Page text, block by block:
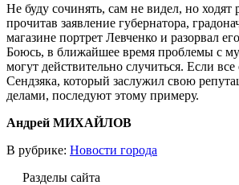
Не буду сочинять, сам не видел, но ходят
прочитав заявление губернатора,
магазине портрет Левченко и разорвал
Боюсь, в ближайшее время проблемы с
могут действительно случиться. Если
Сендзяка, который заслужил свою
делами, последуют этому примеру.
Андрей МИХАЙЛОВ
В рубрике: Новости города
Разделы сайта